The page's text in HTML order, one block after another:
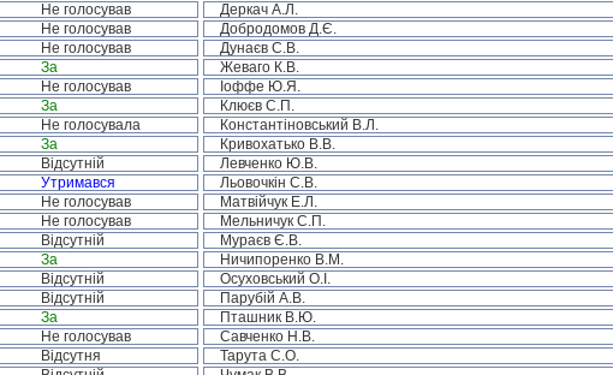
Не голосував Деркач А.Л.
Не голосував Добродомов Д.Є.
Не голосував Дунаєв С.В.
За Жеваго К.В.
Не голосував Іоффе Ю.Я.
За Клюєв С.П.
Не голосувала Константіновський В.Л.
За Кривохатько В.В.
Відсутній Левченко Ю.В.
Утримався Льовочкін С.В.
Не голосував Матвійчук Е.Л.
Не голосував Мельничук С.П.
Відсутній Мураєв Є.В.
За Ничипоренко В.М.
Відсутній Осуховський О.І.
Відсутній Парубій А.В.
За Пташник В.Ю.
Не голосував Савченко Н.В.
Відсутня Тарута С.О.